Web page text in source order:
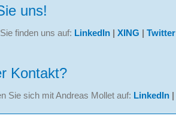
uns!
finden uns auf: LinkedIn | XING | Twitter
Kontakt?
Sie sich mit Andreas Mollet auf: LinkedIn |